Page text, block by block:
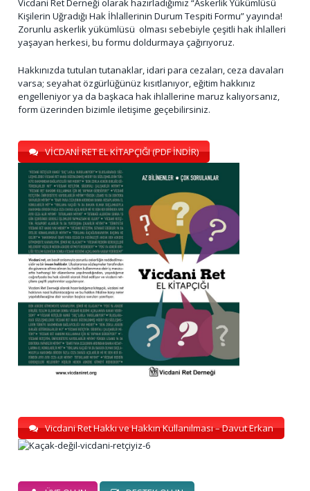
Vicdani Ret Derneği olarak hazırladığımız “Askerlik Yükümlüsü
Kişilerin Uğradığı Hak İhlallerinin Durum Tespiti Formu” yayında!
Zorunlu askerlik yükümlüsü olması sebebiyle çeşitli hak ihlalleri
yaşayan herkesi, bu formu doldurmaya çağırıyoruz.
Hakkınızda tutulan tutanaklar, idari para cezaları, ceza davaları
varsa; seyahat özgürlüğünüz kısıtlanıyor, eğitim hakkınız
engelleniyor ya da başkaca hak ihlallerine maruz kalıyorsanız,
form üzerinden bizimle iletişime geçebilirsiniz.
VİCDANİ RET EL KİTAPÇIĞI (PDF İNDİR)
Vicdani Ret Hakkı ve Hakkın Kullanılması – Davut Erkan